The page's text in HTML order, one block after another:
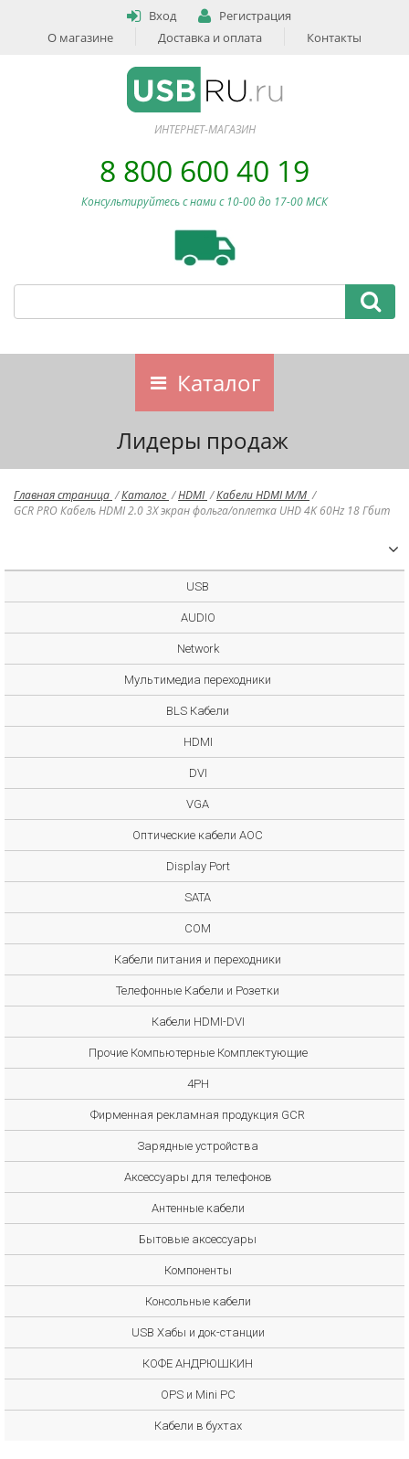
Вход
Регистрация
О магазине
Доставка и оплата Контакты
ИНТЕРНЕТ-МАГАЗИН
8 800 600 40 19
Консультируйтесь с нами c 10-00 до 17-00 МСК
Каталог
Лидеры продаж
Главная страница /Каталог /HDMI /Кабели HDMI M/M /
GCR PRO Кабель HDMI 2.0 3Х экран фольга/оплетка UHD 4K 60Hz 18 Гбит
USB
AUDIO
Network
Мультимедиа переходники
BLS Кабели
HDMI
DVI
VGA
Оптические кабели AOC
Display Port
SATA
COM
Кабели питания и переходники
Телефонные Кабели и Розетки
Кабели HDMI-DVI
Прочие Компьютерные Комплектующие
4PH
Фирменная рекламная продукция GCR
Зарядные устройства
Аксессуары для телефонов
Антенные кабели
Бытовые аксессуары
Компоненты
Консольные кабели
USB Хабы и док-станции
КОФЕ АНДРЮШКИН
OPS и Mini PC
Кабели в бухтах